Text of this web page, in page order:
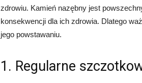
zdrowiu. Kamień nazębny jest
konsekwencji dla ich zdrowia. Dlatego
jego powstawaniu.
1. Regularne